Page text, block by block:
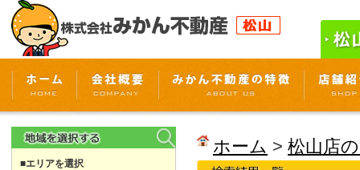
■エリアを選択
ホーム > 松山店